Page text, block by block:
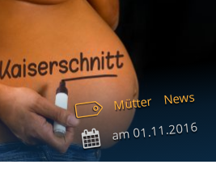
Mütter News
am01.11.2016